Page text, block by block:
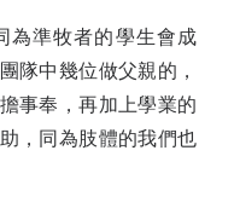
為準牧者的學生會成
隊中幾位做父親的，
事奉，再加上學業的
，同為肢體的我們也